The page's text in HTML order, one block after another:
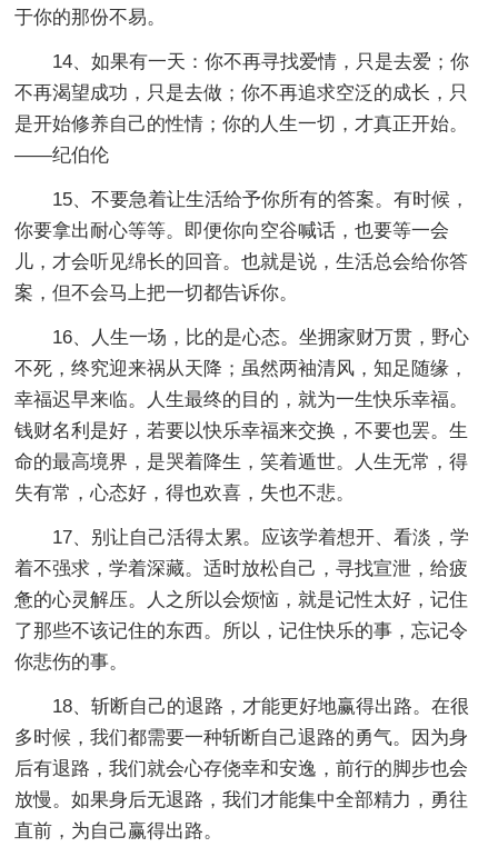
于你的那份不易。
14、如果有一天：你不再寻找爱情，只是去爱；你
不再渴望成功，只是去做；你不再追求空泛的成长，只
是开始修养自己的性情；你的人生一切，才真正开始。
——纪伯伦
15、不要急着让生活给予你所有的答案。有时候，
你要拿出耐心等等。即便你向空谷喊话，也要等一会
儿，才会听见绵长的回音。也就是说，生活总会给你答
案，但不会马上把一切都告诉你。
16、人生一场，比的是心态。坐拥家财万贯，野心
不死，终究迎来祸从天降；虽然两袖清风，知足随缘，
幸福迟早来临。人生最终的目的，就为一生快乐幸福。
钱财名利是好，若要以快乐幸福来交换，不要也罢。生
命的最高境界，是哭着降生，笑着遁世。人生无常，得
失有常，心态好，得也欢喜，失也不悲。
17、别让自己活得太累。应该学着想开、看淡，学
着不强求，学着深藏。适时放松自己，寻找宣泄，给疲
惫的心灵解压。人之所以会烦恼，就是记性太好，记住
了那些不该记住的东西。所以，记住快乐的事，忘记令
你悲伤的事。
18、斩断自己的退路，才能更好地赢得出路。在很
多时候，我们都需要一种斩断自己退路的勇气。因为身
后有退路，我们就会心存侥幸和安逸，前行的脚步也会
放慢。如果身后无退路，我们才能集中全部精力，勇往
直前，为自己赢得出路。